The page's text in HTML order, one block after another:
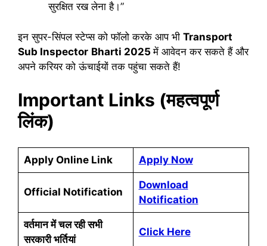
सुरक्षित रख लेना है।”
इन सुपर-सिंपल स्टेप्स को फॉलो करके आप भी Transport
Sub Inspector Bharti 2025में आवेदन कर सकते हैं और
अपने करियर को ऊंचाईयों तक पहुंचा सकते हैं!
Important Links (महत्वपूर्ण
लिंक)
Apply Online Link Apply Now
Official Notification
Download
Notification
वर्तमान में चल रही सभी
सरकारी भर्तियां
Click Here